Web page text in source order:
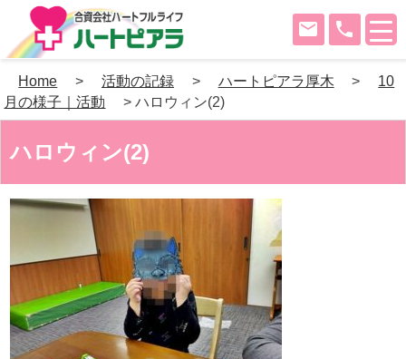
Skip
to
phone
mail
Home > 活動の記録 > ハートピアラ厚木 >
10
月の様子｜活動
>ハロウィン(2)
ハロウィン(2)